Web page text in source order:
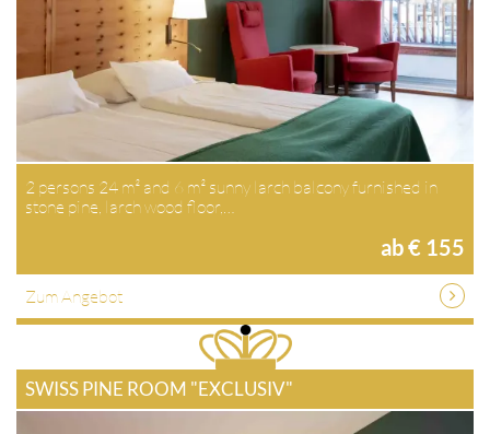
2 persons 24 m² and 6 m² sunny larch balcony furnished in
stone pine, larch wood floor,…
ab € 155
Zum Angebot
SWISS PINE ROOM "EXCLUSIV"